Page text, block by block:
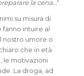
la cena…“.
su misura di
intuire al
nostro umore o
che in età
le motivazioni
La droga, ad